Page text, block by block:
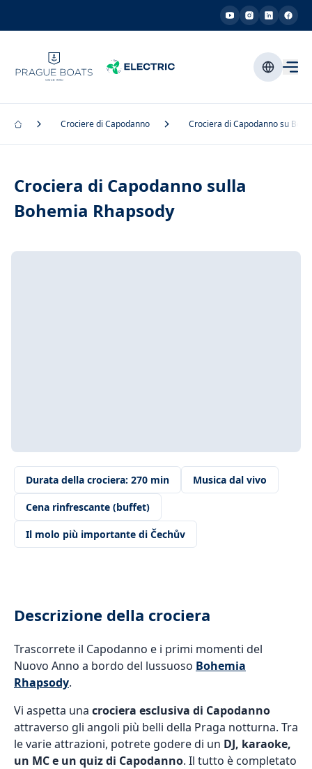
Crociere di Capodanno Crociera di Capodanno su
Crociera di Capodanno sulla
Bohemia Rhapsody
Durata della crociera: 270 min Musica dal vivo
Cena rinfrescante (buffet)
Il molo più importante di Čechův
Descrizione della crociera
Trascorrete il Capodanno e i primi momenti del
Nuovo Anno a bordo del lussuoso Bohemia
Rhapsody.
Vi aspetta una crociera esclusiva di Capodanno
attraverso gli angoli più belli della Praga notturna. Tra
le varie attrazioni, potrete godere di un DJ, karaoke,
un MC e un quiz di Capodanno. Il tutto è completato